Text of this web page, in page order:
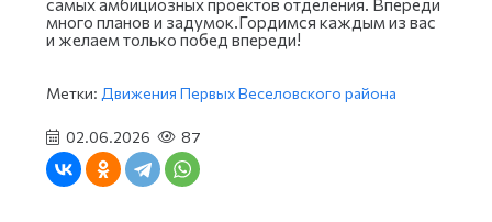
много планов и задумок.Гордимся каждым из вас
и желаем только побед впереди!
Метки: Движения Первых Веселовского района
02.06.2026 87